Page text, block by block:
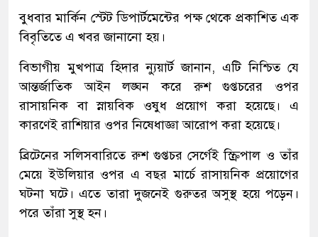
বুধবার মার্কিন স্টেট ডিপার্টমেন্টের পক্ষ থেকে প্রকাশিত এক
বিবৃতিতে এ খবর জানানো হয়।
বিভাগীয় মুখপাত্র হিদার ন্যুয়ার্ট জানান, এটি নিশ্চিত যে
আন্তর্জাতিক আইন লঙ্ঘন করে রুশ গুপ্তচরের ওপর
রাসায়নিক বা স্নায়বিক ওষুধ প্রয়োগ করা হয়েছে। এ
কারণেই রাশিয়ার ওপর নিষেধাজ্ঞা আরোপ করা হয়েছে।
ব্রিটেনের সলিসবারিতে রুশ গুপ্তচর সের্গেই স্ক্রিপাল ও তাঁর
মেয়ে ইউলিয়ার ওপর এ বছর মার্চে রাসায়নিক প্রয়োগের
ঘটনা ঘটে। এতে তারা দুজনেই গুরুতর অসুস্থ হয়ে পড়েন।
পরে তাঁরা সুস্থ হন।